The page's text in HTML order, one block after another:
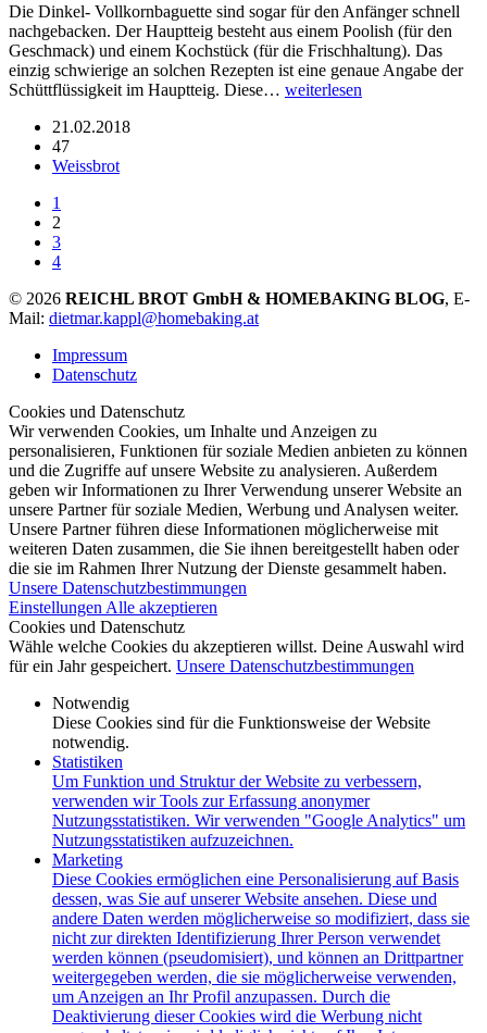
Die Dinkel- Vollkornbaguette sind sogar für den Anfänger schnell
nachgebacken. Der Hauptteig besteht aus einem Poolish (für den
Geschmack) und einem Kochstück (für die Frischhaltung). Das
einzig schwierige an solchen Rezepten ist eine genaue Angabe der
Schüttflüssigkeit im Hauptteig. Diese… weiterlesen
21.02.2018
47
Weissbrot
1
2
3
4
© 2026 REICHL BROT GmbH & HOMEBAKING BLOG, E-
Mail: dietmar.kappl@homebaking.at
Impressum
Datenschutz
Cookies und Datenschutz
Wir verwenden Cookies, um Inhalte und Anzeigen zu
personalisieren, Funktionen für soziale Medien anbieten zu können
und die Zugriffe auf unsere Website zu analysieren. Außerdem
geben wir Informationen zu Ihrer Verwendung unserer Website an
unsere Partner für soziale Medien, Werbung und Analysen weiter.
Unsere Partner führen diese Informationen möglicherweise mit
weiteren Daten zusammen, die Sie ihnen bereitgestellt haben oder
die sie im Rahmen Ihrer Nutzung der Dienste gesammelt haben.
Unsere Datenschutzbestimmungen
Einstellungen Alle akzeptieren
Cookies und Datenschutz
Wähle welche Cookies du akzeptieren willst. Deine Auswahl wird
für ein Jahr gespeichert. Unsere Datenschutzbestimmungen
Notwendig
Diese Cookies sind für die Funktionsweise der Website
notwendig.
Statistiken
Um Funktion und Struktur der Website zu verbessern,
verwenden wir Tools zur Erfassung anonymer
Nutzungsstatistiken. Wir verwenden "Google Analytics" um
Nutzungsstatistiken aufzuzeichnen.
Marketing
Diese Cookies ermöglichen eine Personalisierung auf Basis
dessen, was Sie auf unserer Website ansehen. Diese und
andere Daten werden möglicherweise so modifiziert, dass sie
nicht zur direkten Identifizierung Ihrer Person verwendet
werden können (pseudomisiert), und können an Drittpartner
weitergegeben werden, die sie möglicherweise verwenden,
um Anzeigen an Ihr Profil anzupassen. Durch die
Deaktivierung dieser Cookies wird die Werbung nicht